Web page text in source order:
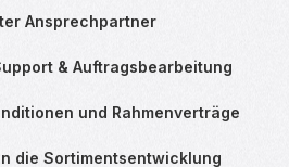
Ansprechpartner
& Auftragsbearbeitung
und Rahmenverträge
die Sortimentsentwicklung